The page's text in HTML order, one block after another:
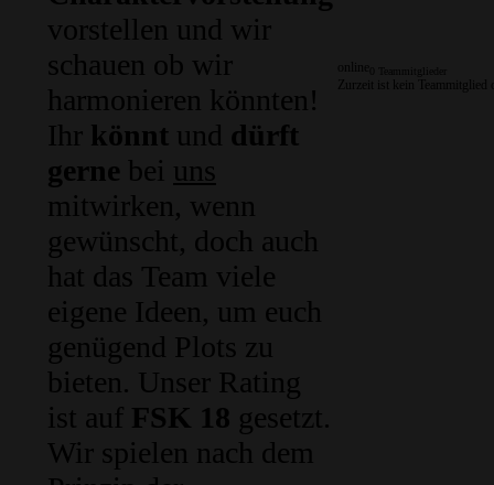
vorstellen und wir
schauen ob wir
harmonieren könnten!
Ihr könnt und dürft
gerne bei uns
mitwirken, wenn
gewünscht, doch auch
hat das Team viele
eigene Ideen, um euch
genügend Plots zu
bieten. Unser Rating
ist auf FSK 18 gesetzt.
Wir spielen nach dem
online
Zurzeit ist kein Teammitglied